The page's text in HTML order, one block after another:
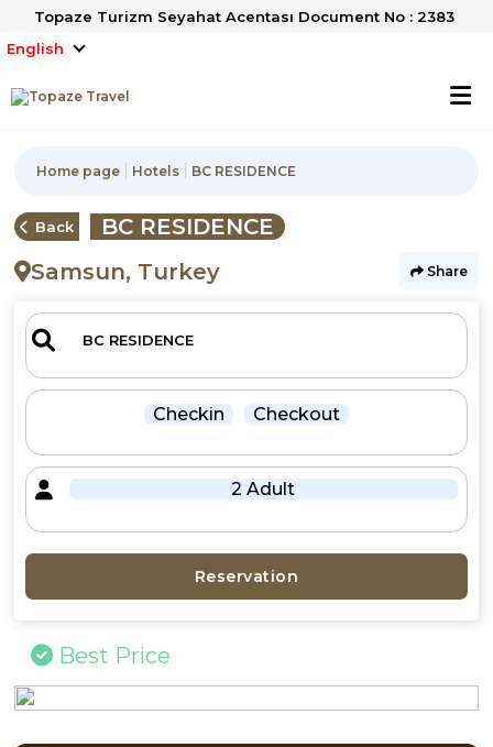
Topaze Turizm Seyahat Acentası Document No : 2383
English
Home page Hotels BC RESIDENCE
Back
BC RESIDENCE
Samsun, Turkey
Share
Checkin Checkout
2 Adult
Reservation
Best Price